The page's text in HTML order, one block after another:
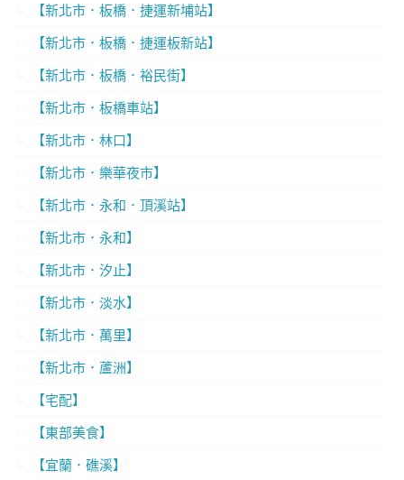
【新北市．板橋．捷運新埔站】
【新北市．板橋．捷運板新站】
【新北市．板橋．裕民街】
【新北市．板橋車站】
【新北市．林口】
【新北市．樂華夜市】
【新北市．永和．頂溪站】
【新北市．永和】
【新北市．汐止】
【新北市．淡水】
【新北市．萬里】
【新北市．蘆洲】
【宅配】
【東部美食】
【宜蘭．礁溪】